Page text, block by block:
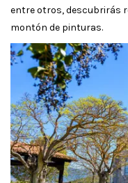
entre otros, descubrirás
montón de pinturas.